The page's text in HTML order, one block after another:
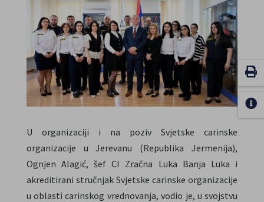
U organizaciji i na poziv Svjetske carinske
organizacije u Jerevanu (Republika Jermenija),
Ognjen Alagić, šef CI Zračna Luka Banja Luka i
akreditirani stručnjak Svjetske carinske organizacije
u oblasti carinskog vrednovanja, vodio je, u svojstvu